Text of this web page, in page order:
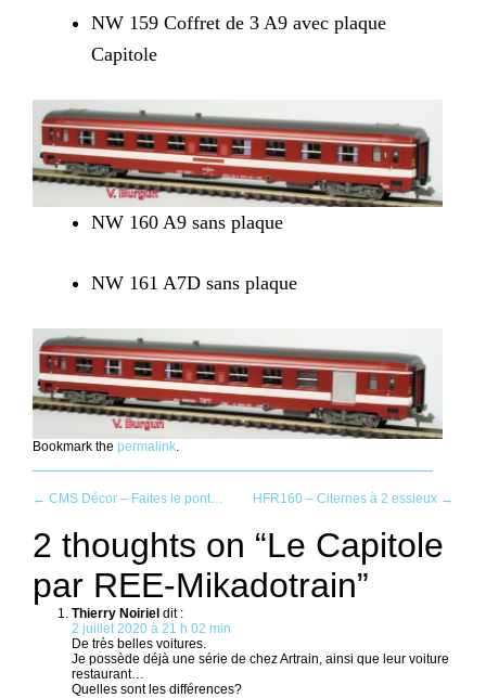
NW 159 Coffret de 3 A9 avec plaque
Capitole
NW 160 A9 sans plaque
NW 161 A7D sans plaque
Bookmark the permalink.
Post
navigation
← CMS Décor – Faites le pont… HFR160 – Citernes à 2 essieux →
2 thoughts on “Le Capitole
par REE-Mikadotrain”
Thierry Noiriel dit :
2 juillet 2020 à 21 h 02 min
De très belles voitures.
Je possède déjà une série de chez Artrain, ainsi que leur voiture
restaurant…
Quelles sont les différences?